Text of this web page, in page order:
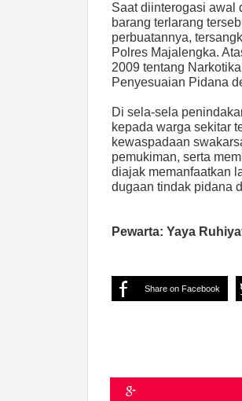
Saat diinterogasi awal
barang terlarang
perbuatannya,
Polres Majalengka.
2009 tentang
Penyesuaian Pidana
Di sela-sela
kepada warga sekitar
kewaspadaan
pemukiman, serta
diajak memanfaatkan
dugaan tindak pidana
Pewarta: Yaya
Share on Facebook